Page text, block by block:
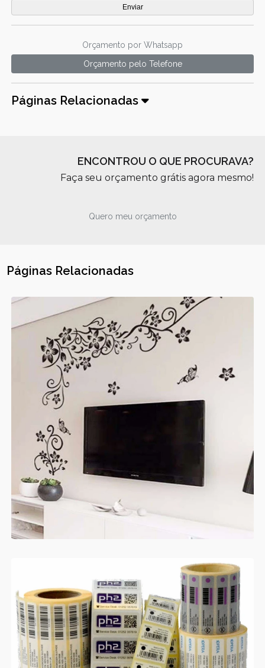
Orçamento por Whatsapp
Orçamento pelo Telefone
Páginas Relacionadas
ENCONTROU O QUE PROCURAVA?
Faça seu orçamento grátis agora mesmo!
Quero meu orçamento
Páginas Relacionadas